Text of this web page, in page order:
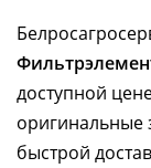
доступной
оригинальные
быстрой